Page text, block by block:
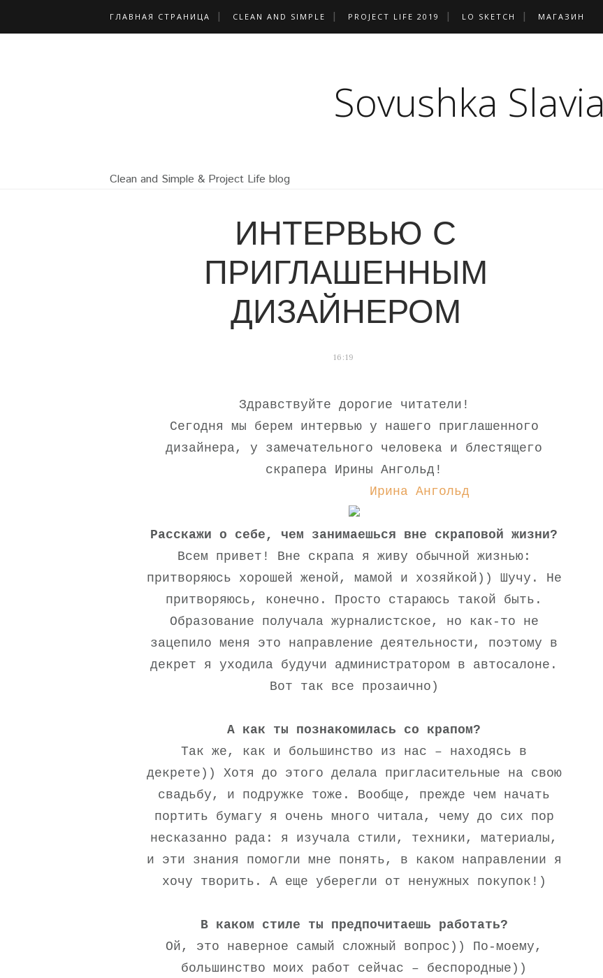
ГЛАВНАЯ СТРАНИЦА CLEAN AND SIMPLE PROJECT LIFE 2019 LO SKETCH МАГАЗИН
Sovushka Slavia
Clean and Simple & Project Life blog
ИНТЕРВЬЮ С
ПРИГЛАШЕННЫМ
ДИЗАЙНЕРОМ
16:19
Здравствуйте дорогие читатели!
Сегодня мы берем интервью у нашего приглашенного
дизайнера, у замечательного человека и блестящего
скрапера Ирины Ангольд!
Ирина Ангольд
Расскажи о себе, чем занимаешься вне скраповой жизни?
Всем привет! Вне скрапа я живу обычной жизнью:
притворяюсь хорошей женой, мамой и хозяйкой)) Шучу. Не
притворяюсь, конечно. Просто стараюсь такой быть.
Образование получала журналистское, но как-то не
зацепило меня это направление деятельности, поэтому в
декрет я уходила будучи администратором в автосалоне.
Вот так все прозаично)
А как ты познакомилась со крапом?
Так же, как и большинство из нас – находясь в
декрете)) Хотя до этого делала пригласительные на свою
свадьбу, и подружке тоже. Вообще, прежде чем начать
портить бумагу я очень много читала, чему до сих пор
несказанно рада: я изучала стили, техники, материалы,
и эти знания помогли мне понять, в каком направлении я
хочу творить. А еще уберегли от ненужных покупок!)
В каком стиле ты предпочитаешь работать?
Ой, это наверное самый сложный вопрос)) По-моему,
большинство моих работ сейчас – беспородные))